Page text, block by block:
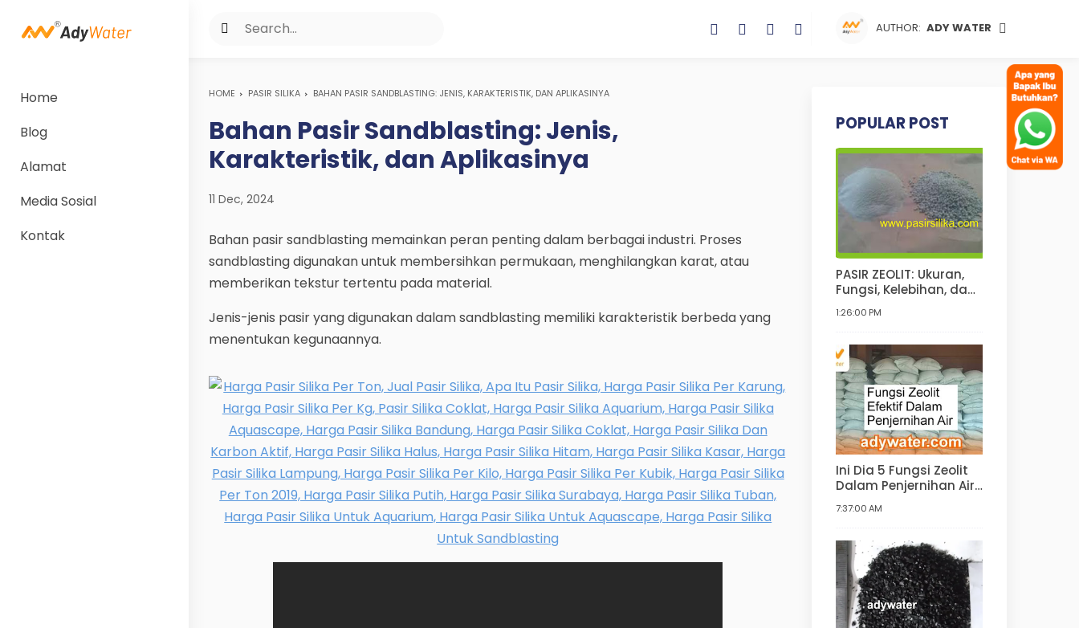
AUTHOR: ADY WATER
Home
Blog
Alamat
Media Sosial
Kontak
HOME PASIR SILIKA BAHAN PASIR SANDBLASTING: JENIS, KARAKTERISTIK, DAN APLIKASINYA
Bahan Pasir Sandblasting: Jenis,
Karakteristik, dan Aplikasinya
11 Dec, 2024
Bahan pasir sandblasting memainkan peran penting dalam berbagai industri. Proses
sandblasting digunakan untuk membersihkan permukaan, menghilangkan karat, atau
memberikan tekstur tertentu pada material.
Jenis-jenis pasir yang digunakan dalam sandblasting memiliki karakteristik berbeda yang
menentukan kegunaannya.
POPULAR POST
PASIR ZEOLIT: Ukuran,
Fungsi, Kelebihan, dan
Zeolit Untuk Kucing,
1:26:00 PM
Ini Dia 5 Fungsi Zeolit
Dalam Penjernihan Air!
Kegunaan Zeolit
dalam Pengolahan Air
Water Softener
7:37:00 AM